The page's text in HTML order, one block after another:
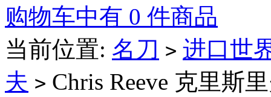
购物车中有 0 件商品
当前位置: 名刀 > 进口世
夫 > Chris Reeve 克里斯